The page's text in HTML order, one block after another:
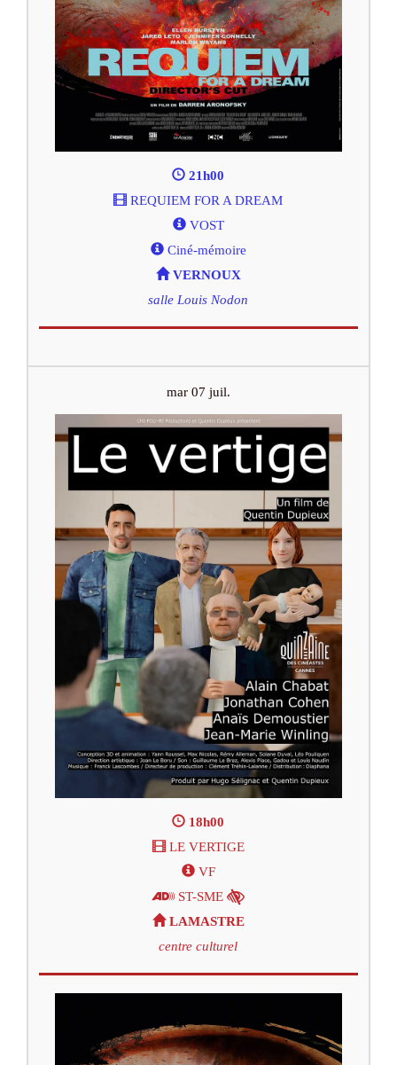
21h00
REQUIEM FOR A DREAM
VOST
Ciné-mémoire
VERNOUX
salle Louis Nodon
mar 07 juil.
18h00
LE VERTIGE
VF
ST-SME
LAMASTRE
centre culturel